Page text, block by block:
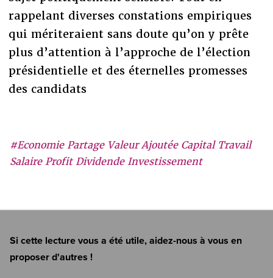
#Economie Partage Valeur Ajoutée Capital Travail
Salaire Profit Dividende Investissement
rappelant diverses constations empiriques
qui mériteraient sans doute qu’on y prête
plus d’attention à l’approche de l’élection
présidentielle et des éternelles promesses
des candidats
Si cette lecture vous a été utile, aidez-nous à vous en
proposer d'autres !